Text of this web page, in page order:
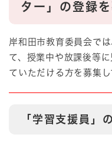
ター」の登録
岸和田市教育委員会で
て、授業中や放課後等
ていただける方を募集し
「学習支援員」